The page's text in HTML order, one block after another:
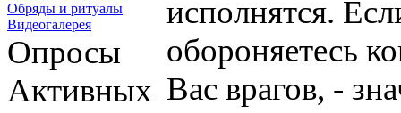
Обряды и ритуалы
Видеогалерея
Опросы
Активных
исполнятся.
обороняетесь
Вас врагов, -